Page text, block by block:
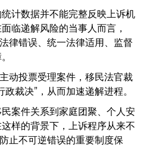
计数据并不能完整反映上诉机
临递解风险的当事人而言，
律错误、统一法律适用、监督
动投票受理案件，移民法官裁
裁决”，从而加速递解进程。
案件关系到家庭团聚、个人安
样的背景下，上诉程序从来不
止不可逆错误的重要制度保